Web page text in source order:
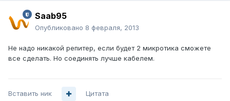
Saab95
Опубликовано 8 февраля, 2013
Не надо никакой репитер, если будет 2 микротика сможете
все сделать. Но соединять лучше кабелем.
Вставить ник Цитата